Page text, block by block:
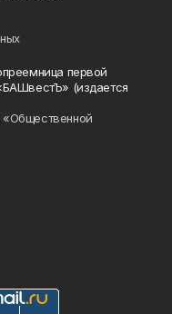
первой
(издается